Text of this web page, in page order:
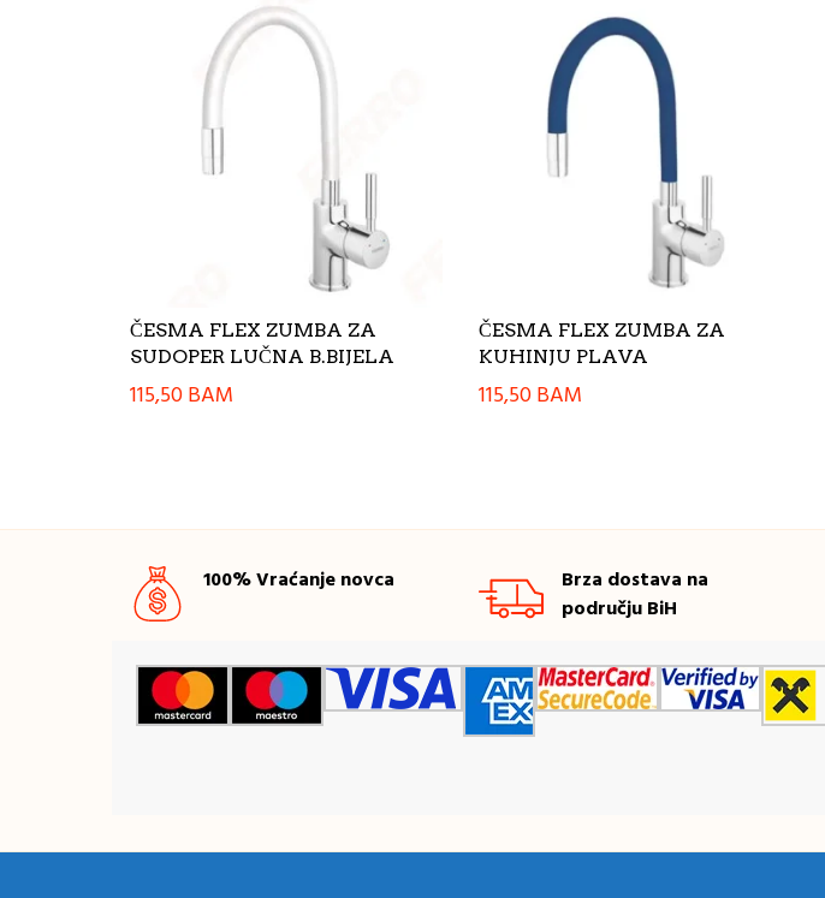
ČESMA FLEX ZUMBA ZA
SUDOPER LUČNA B.BIJELA
115,50BAM
ČESMA FLEX ZUMBA ZA
KUHINJU PLAVA
115,50BAM
100% Vraćanje novca
Brza dostava na
području BiH